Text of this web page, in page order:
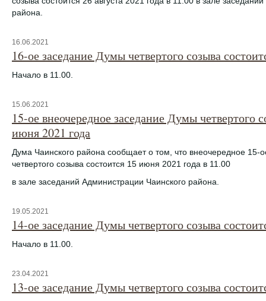
района.
16.06.2021
16-ое заседание Думы четвертого созыва
Начало в 11.00.
15.06.2021
15-ое внеочередное заседание Думы четвертого
июня 2021 года
Дума Чаинского района сообщает о том, что внеочередное 15-
четвертого созыва состоится 15 июня 2021 года в 11.00
в зале заседаний Администрации Чаинского района.
19.05.2021
14-ое заседание Думы четвертого созыва
Начало в 11.00.
23.04.2021
13-ое заседание Думы четвертого созыва